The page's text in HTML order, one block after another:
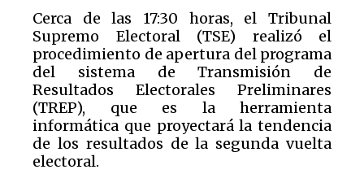
Cerca de las 17:30 horas, el Tribunal
Supremo Electoral (TSE) realizó el
procedimiento de apertura del programa
del sistema de Transmisión de
Resultados Electorales Preliminares
(TREP), que es la herramienta
informática que proyectará la tendencia
de los resultados de la segunda vuelta
electoral.